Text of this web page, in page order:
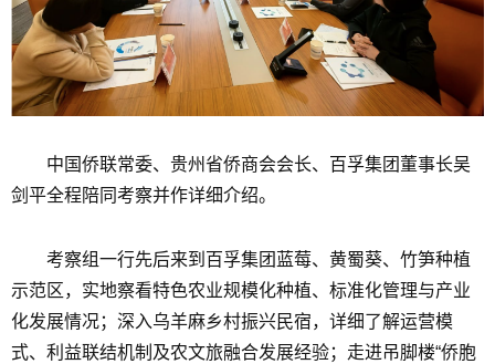
中国侨联常委、贵州省侨商会会长、百孚集团董事长吴
剑平全程陪同考察并作详细介绍。
考察组一行先后来到百孚集团蓝莓、黄蜀葵、竹笋种植
示范区，实地察看特色农业规模化种植、标准化管理与产业
化发展情况；深入乌羊麻乡村振兴民宿，详细了解运营模
式、利益联结机制及农文旅融合发展经验；走进吊脚楼“侨胞